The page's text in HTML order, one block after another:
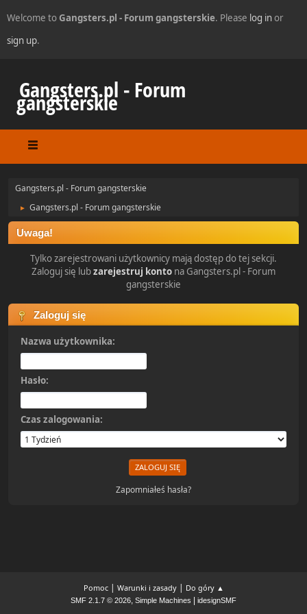
Welcome toGangsters.pl - Forum gangsterskie. Please log inor
sign up.
Gangsters.pl - Forum
gangsterskie
Gangsters.pl - Forum gangsterskie
► Gangsters.pl - Forum gangsterskie
Uwaga!
Tylko zarejestrowani użytkownicy mają dostęp do tej sekcji.
Zaloguj się lubzarejestruj konto na Gangsters.pl - Forum
gangsterskie
Zaloguj się
Nazwa użytkownika:
Hasło:
Czas zalogowania:
Zapomniałeś hasła?
Pomoc| Warunki i zasady| Do góry ▲
SMF 2.1.7 © 2026, Simple Machines idesignSMF